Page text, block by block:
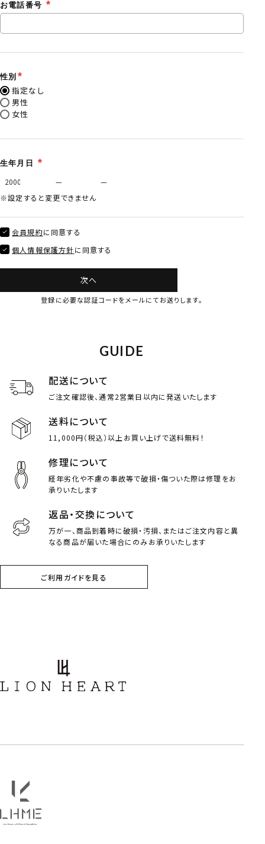
お電話番号
性別
指定なし
男性
女性
生年月日
※設定すると変更できません
会員規約に同意する
個人情報保護方針に同意する
次へ
登録に必要な認証コードをメールにてお送りします。
GUIDE
配送について
ご注文確認後、通常2営業日以内に発送いたします
送料について
11,000円（税込）以上お買い上げで送料無料！
修理について
経年劣化や不慮の事故等で破損・傷ついた際は修理をお
承りいたします
返品・交換について
万が一、商品到着時に破損・汚損、またはご注文内容と異
なる商品が届いた場合にのみお承りいたします
ご利用ガイドを見る